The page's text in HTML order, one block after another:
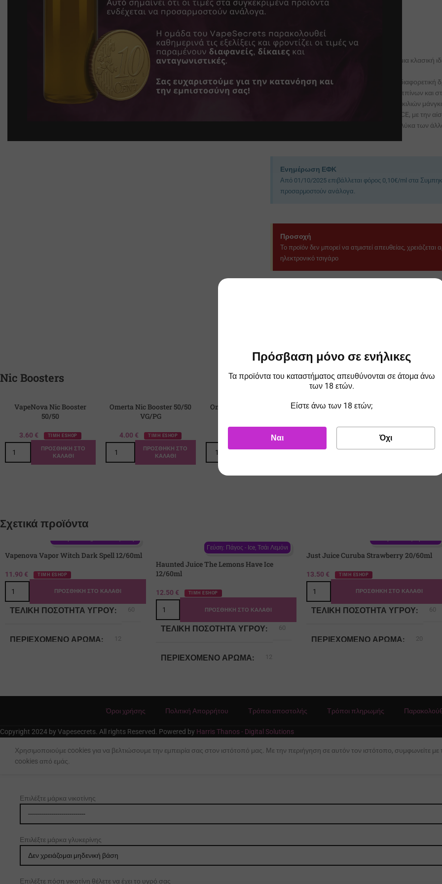
Πρόσβαση μόνο σε ενήλικες
Τα προϊόντα του καταστήματος απευθύνονται σε άτομα άνω
των 18 ετών.
Είστε άνω των 18 ετών;
Ναι Όχι
Τελική Ποσότητα Υγρού:
Brand:
Mad Juice
Γεύσεις:
Μάνγκο , Πάγος - Ιce
Το Mango Bango έφτασε! Το MANGO είναι μια κλασική
Όμως το MANGO BANGO έχει μια εντελώς διαφορετική
ακτές των νησιών της Καραϊβικής, των Φιλιππίνων και
μείγμα του χυμού των τριών καλύτερων ποικιλιών
υπόλοιπη σειρά FIZZ FREEZE του MAD JUICE, με την
ώριμη γεύση του ενός και η οξύτητα με τη γλύκα των
Ενημέρωση ΕΦΚ
Από 01/10/2025 επιβάλλεται φόρος 0,10€/ml στα
προσαρμοστούν ανάλογα.
Προσοχή
Το προϊόν δεν μπορεί να ατμιστεί απευθείας,
ηλεκτρονικό τσιγάρο
Μακριά από παιδιά. Μπορεί να προκαλέσει αλλεργική
Nic Boosters
VapeNova Nic Booster
50/50
3.60 € ΤΙΜΗ ESHOP
ΠΡΟΣΘΉΚΗ ΣΤΟ
ΚΑΛΆΘΙ
Omerta Nic Booster 50/50
VG/PG
4.00 € ΤΙΜΗ ESHOP
ΠΡΟΣΘΉΚΗ ΣΤΟ
ΚΑΛΆΘΙ
Omerta Nic Booster 50/50
ΤΙΜΗ ESHOP
ΠΡΟΣΘΉΚΗ ΣΤΟ
Mad Juice Nic Booster
ΠΡΟΣΘΉΚΗ ΣΤΟ
50/
Σχετικά προϊόντα
Vapenova Vapor Witch Dark Spell 12/60ml
11.90 € ΤΙΜΗ ESHOP
ΠΡΟΣΘΉΚΗ ΣΤΟ ΚΑΛΆΘΙ
ΤΕΛΙΚΉ ΠΟΣΌΤΗΤΑ ΥΓΡΟΎ 60
ΠΕΡΙΈΧΟΜΕΝΟ ΆΡΩΜΑ 12
ΓΕΎΣΕΙΣ
Ανανάς
Ρούμι
Γεύση: Πάγος - Ιce, Τσάι Λεμόνι
Haunted Juice The Lemons Have Ice
12/60ml
12.50 € ΤΙΜΗ ESHOP
ΠΡΟΣΘΉΚΗ ΣΤΟ ΚΑΛΆΘΙ
ΤΕΛΙΚΉ ΠΟΣΌΤΗΤΑ ΥΓΡΟΎ 60
ΠΕΡΙΈΧΟΜΕΝΟ ΆΡΩΜΑ 12
ΓΕΎΣΕΙΣ
Πάγος – Ιce
Τσάι Λεμόνι
Just Juice Curuba Strawberry 20/60ml
13.50 € ΤΙΜΗ ESHOP
ΠΡΟΣΘΉΚΗ ΣΤΟ ΚΑΛΆΘΙ
ΤΕΛΙΚΉ ΠΟΣΌΤΗΤΑ ΥΓΡΟΎ 60
ΠΕΡΙΈΧΟΜΕΝΟ ΆΡΩΜΑ 20
ΓΕΎΣΕΙΣ
Curuba
Φράουλα
Όροι χρήσης Πολιτική Απορρήτου Τρόποι αποστολής Τρόποι πληρωμής
Copyright 2024 by Vapesecrets. All rights Reserved. Powered by Harris Thanos - Digital Solutions
Χρησιμοποιούμε cookies για να βελτιώσουμε την εμπειρία σας στον ιστότοπό μας. Με την περιήγηση σε αυτόν τον ιστότοπο, συμφωνείτε
cookies από εμάς.
Προσθήκη νικοτίνης
Επιλέξτε μάρκα νικοτίνης
Επιλέξτε μάρκα γλυκερίνης
Επιλέξτε πόση νικοτίνη θέλετε να έχει το υγρό σας